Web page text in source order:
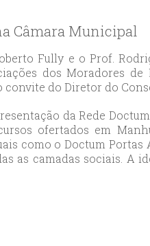
Câmara Municipal
Fully e o Prof.
dos Moradores de
do Diretor do
da Rede
ofertados em
como o Doctum
as camadas sociais. A